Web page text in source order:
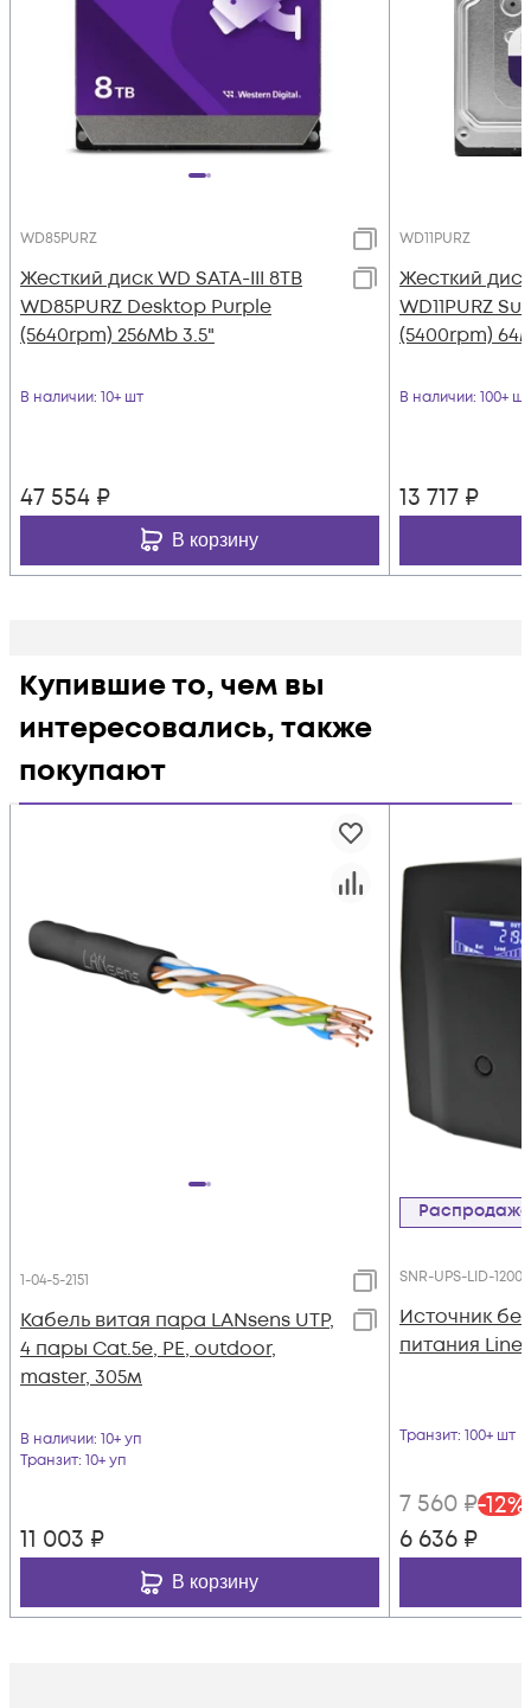
WD85PURZ
Жесткий диск WD SATA-III 8TB
WD85PURZ Desktop Purple
(5640rpm) 256Mb 3.5"
В наличии: 10+ шт
47 554 ₽
В корзину
WD11PURZ
Жесткий диск
WD11PURZ
(5400rpm)
В наличии: 100+ шт
13 717 ₽
Купившие то, чем вы
интересовались, также
покупают
1-04-5-2151
Кабель витая пара LANsens UTP,
4 пары Cat.5e, PE, outdoor,
master, 305м
В наличии: 10+ уп
Транзит: 10+ уп
11 003 ₽
В корзину
Распродажа
SNR-UPS-LID-1200
Источник
питания
Транзит: 100+ шт
7 560 ₽-12%
6 636 ₽